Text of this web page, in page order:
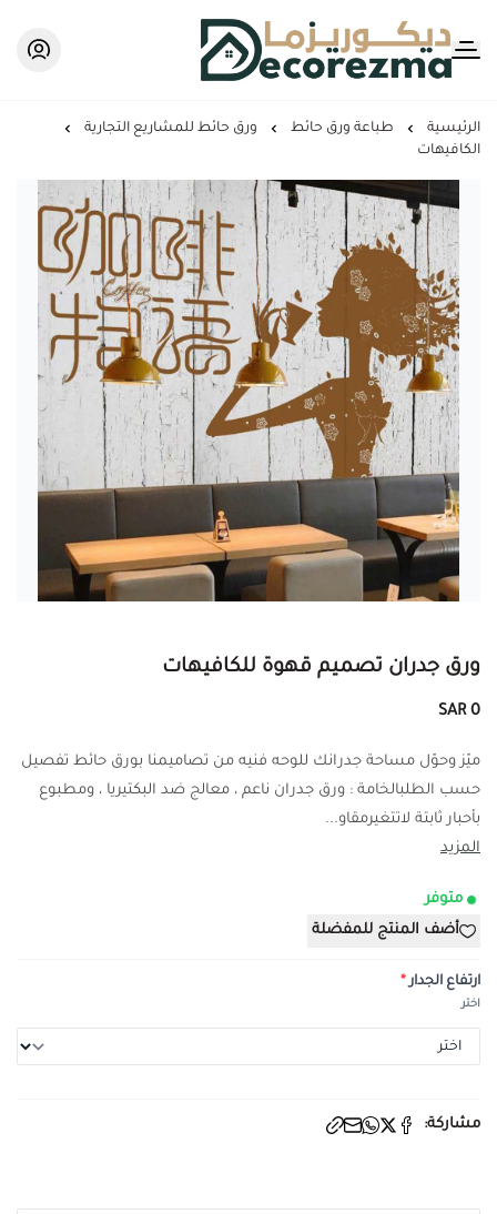
Decorezma
الرئيسية طباعة ورق حائط
ورق حائط للمشاريع التجارية
الكافيهات
ورق جدران تصميم قهوة للكافيهات
0 SAR
ميّز وحوّل مساحة جدرانك للوحه فنيه من تصاميمنا بورق حائط تفصيل
حسب الطلبالخامة : ورق جدران ناعم ، معالج ضد البكتيريا ، ومطبوع
بأحبار ثابتة لاتتغيرمقاو...
المزيد
متوفر
أضف المنتج للمفضلة
ارتفاع الجدار*
اختر
مشاركة: